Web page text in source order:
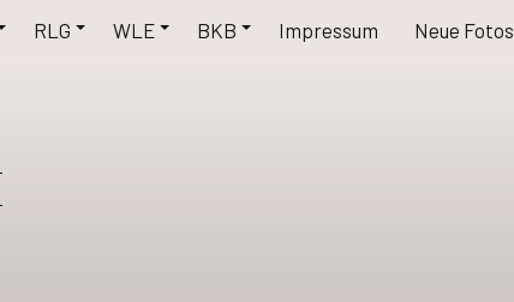
RLG WLE BKB Impressum Neue Fotos